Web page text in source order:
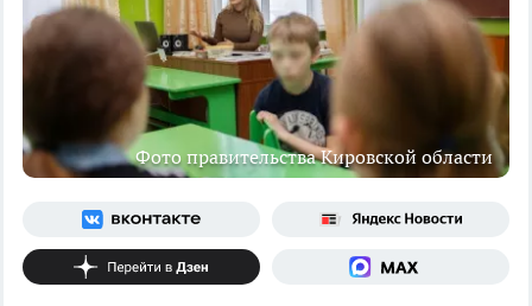
Фото правительства Кировской области